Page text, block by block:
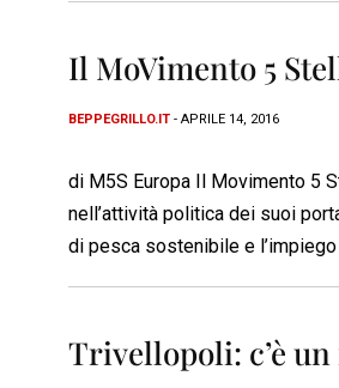
Il MoVimento 5
BEPPEGRILLO.IT - APRILE 14, 2016
di M5S Europa Il Movimento 5
nell’attività politica dei suoi
di pesca sostenibile e
Trivellopoli: c’è